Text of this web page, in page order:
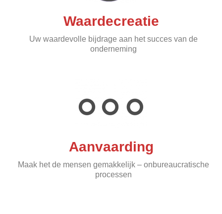
Waardecreatie
Uw waardevolle bijdrage aan het succes van de
onderneming
Aanvaarding
Maak het de mensen gemakkelijk – onbureaucratische
processen